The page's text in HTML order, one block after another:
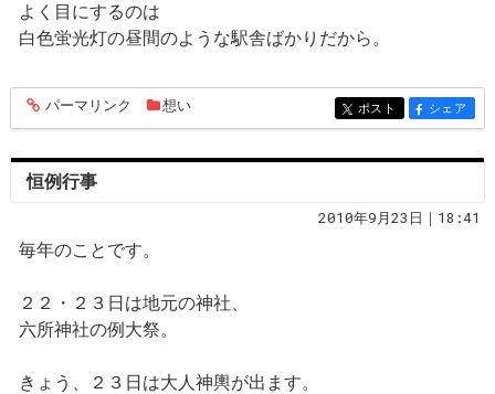
よく目にするのは
白色蛍光灯の昼間のような駅舎ばかりだから。
entry764
パーマリンク 想い entry764
ポスト entry764
シェア
恒例行事
2010年9月23日｜18:41
毎年のことです。
２２・２３日は地元の神社、
六所神社の例大祭。
きょう、２３日は大人神輿が出ます。